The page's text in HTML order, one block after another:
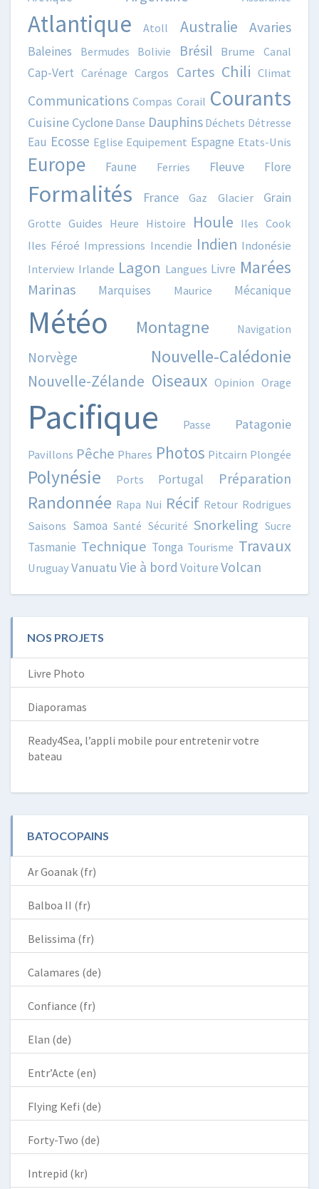
Atlantique Atoll Australie Avaries
Baleines Bermudes Bolivie Brésil Brume Canal
Cap-Vert Carénage Cargos Cartes Chili Climat
Communications Compas Corail Courants
Cuisine Cyclone Danse Dauphins Déchets Détresse
Eau Ecosse Eglise Equipement Espagne Etats-Unis
Europe Faune Ferries Fleuve Flore
Formalités France Gaz Glacier Grain
Grotte Guides Heure Histoire Houle Iles Cook
Iles Féroé Impressions Incendie Indien Indonésie
Interview Irlande Lagon Langues Livre Marées
Marinas Marquises Maurice Mécanique
Météo Montagne Navigation
Norvège Nouvelle-Calédonie
Nouvelle-Zélande Oiseaux Opinion Orage
Pacifique Passe Patagonie
Pavillons Pêche Phares Photos Pitcairn Plongée
Polynésie Ports Portugal Préparation
Randonnée Rapa Nui Récif Retour Rodrigues
Saisons Samoa Santé Sécurité Snorkeling Sucre
Tasmanie Technique Tonga Tourisme Travaux
UruguayVanuatu Vie à bord VoitureVolcan
NOS PROJETS
Livre Photo
Diaporamas
Ready4Sea, l’appli mobile pour entretenir votre
bateau
BATOCOPAINS
Ar Goanak (fr)
Balboa II (fr)
Belissima (fr)
Calamares (de)
Confiance (fr)
Elan (de)
Entr’Acte (en)
Flying Kefi (de)
Forty-Two (de)
Intrepid (kr)